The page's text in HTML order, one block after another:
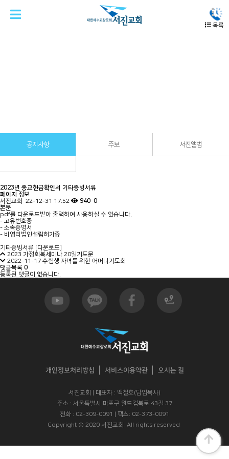
공지사항 주보 서진앨범
목록
2023년 종교헌금확인서 기타증빙서류
페이지 정보
서진교회
22-12-31 17:52 940 0
본문
pdf를 다운로드받아 출력하여 사용하실 수 있습니다.
- 고유번호증
- 소속증명서
- 비영리법인설립허가증
기타증빙서류 [다운로드]
2023 가정회복세미나 20일기도문
2022-11-17 수험생 자녀를 위한 어머니기도회
댓글목록 0
등록된 댓글이 없습니다.
개인정보처리방침 서비스이용약관 오시는 길
서진교회 | 대표자 : 백철호(담임목사)
주소 : 서울특별시 마포구 월드컵북로 43길 37
전화 : 02-309-0091 | 팩스: 02-373-0091
Copyright © 2020 서진교회. All rights reserved.